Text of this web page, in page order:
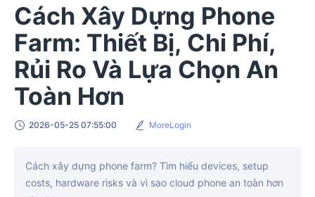
Cách Xây Dựng Phone
Farm: Thiết Bị, Chi Phí,
Rủi Ro Và Lựa Chọn An
Toàn Hơn
2026-05-25 07:55:00 MoreLogin
Cách xây dựng phone farm? Tìm hiểu devices, setup
costs, hardware risks và vì sao cloud phone an toàn hơn